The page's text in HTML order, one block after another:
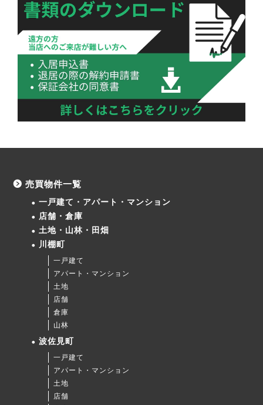
売買物件一覧
一戸建て・アパート・マンション
店舗・倉庫
土地・山林・田畑
川棚町
一戸建て
アパート・マンション
土地
店舗
倉庫
山林
波佐見町
一戸建て
アパート・マンション
土地
店舗